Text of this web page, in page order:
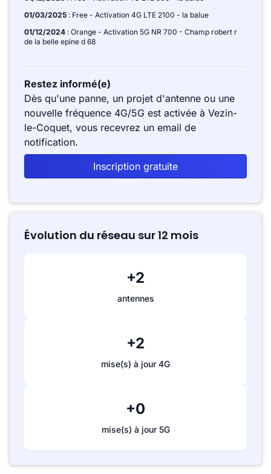
01/03/2025 : Free - Activation 4G LTE 2100 - la balue
01/12/2024 : Orange - Activation 5G NR 700 - Champ robert r
de la belle epine d 68
Restez informé(e)
Dès qu'une panne, un projet d'antenne ou une
nouvelle fréquence 4G/5G est activée à Vezin-
le-Coquet, vous recevrez un email de
notification.
Inscription gratuite
Évolution du réseau sur 12 mois
+2
antennes
+2
mise(s) à jour 4G
+0
mise(s) à jour 5G